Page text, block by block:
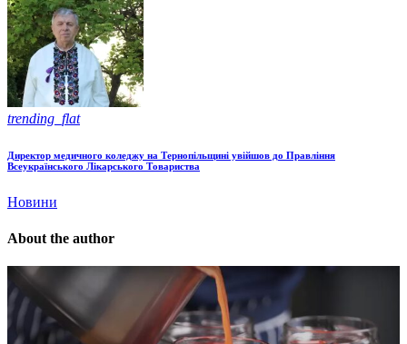
trending_flat
Директор медичного коледжу на Тернопільщині увійшов до Правління
Всеукраїнського Лікарського Товариства
Новини
About the author